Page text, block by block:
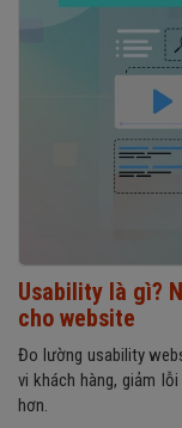
Usability là gì?
cho website
Đo lường usability
vi khách hàng, giảm
hơn.